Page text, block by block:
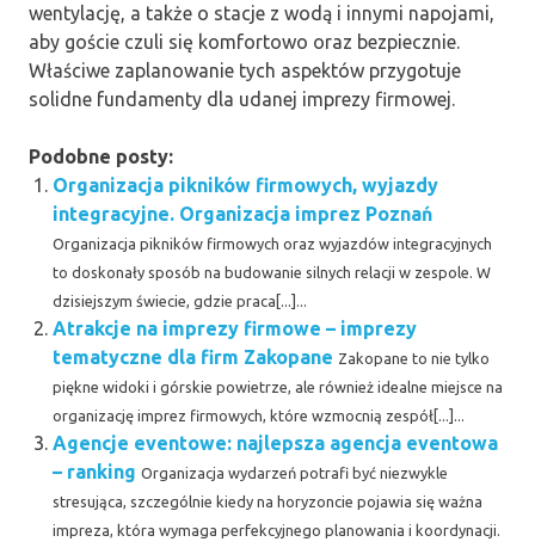
wentylację, a także o stacje z wodą i innymi napojami,
aby goście czuli się komfortowo oraz bezpiecznie.
Właściwe zaplanowanie tych aspektów przygotuje
solidne fundamenty dla udanej imprezy firmowej.
Podobne posty:
Organizacja pikników firmowych, wyjazdy
integracyjne. Organizacja imprez Poznań
Organizacja pikników firmowych oraz wyjazdów integracyjnych
to doskonały sposób na budowanie silnych relacji w zespole. W
dzisiejszym świecie, gdzie praca[...]...
Atrakcje na imprezy firmowe – imprezy
tematyczne dla firm Zakopane Zakopane to nie tylko
piękne widoki i górskie powietrze, ale również idealne miejsce na
organizację imprez firmowych, które wzmocnią zespół[...]...
Agencje eventowe: najlepsza agencja eventowa
– ranking Organizacja wydarzeń potrafi być niezwykle
stresująca, szczególnie kiedy na horyzoncie pojawia się ważna
impreza, która wymaga perfekcyjnego planowania i koordynacji.